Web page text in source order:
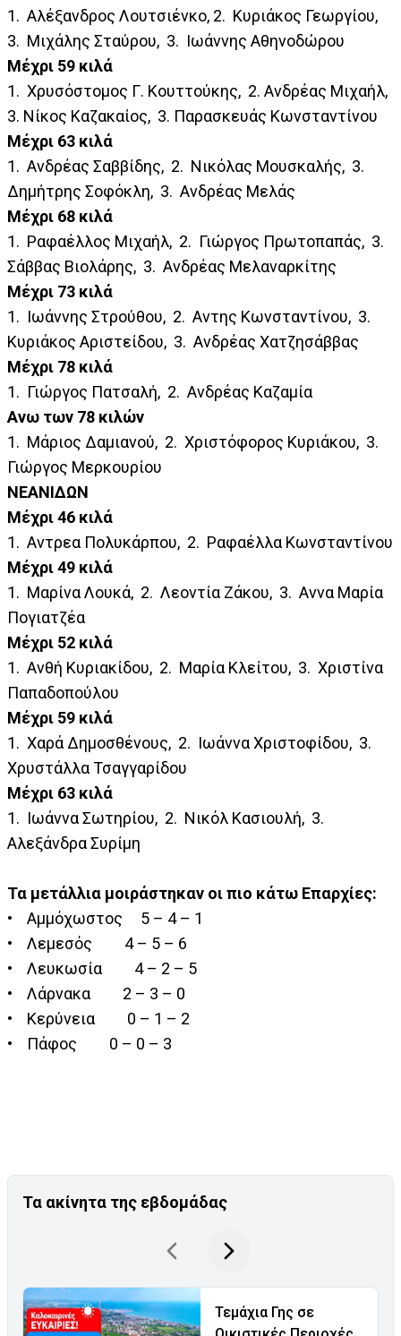
1. Αλέξανδρος Λουτσιένκο, 2. Κυριάκος Γεωργίου,
3. Μιχάλης Σταύρου, 3. Ιωάννης Αθηνοδώρου
Μέχρι 59 κιλά
1. Χρυσόστομος Γ. Κουττούκης, 2. Ανδρέας Μιχαήλ,
3. Νίκος Καζακαίος, 3. Παρασκευάς Κωνσταντίνου
Μέχρι 63 κιλά
1. Ανδρέας Σαββίδης, 2. Νικόλας Μουσκαλής, 3.
Δημήτρης Σοφόκλη, 3. Ανδρέας Μελάς
Μέχρι 68 κιλά
1. Ραφαέλλος Μιχαήλ, 2. Γιώργος Πρωτοπαπάς, 3.
Σάββας Βιολάρης, 3. Ανδρέας Μελαναρκίτης
Μέχρι 73 κιλά
1. Ιωάννης Στρούθου, 2. Αντης Κωνσταντίνου, 3.
Κυριάκος Αριστείδου, 3. Ανδρέας Χατζησάββας
Μέχρι 78 κιλά
1. Γιώργος Πατσαλή, 2. Ανδρέας Καζαμία
Ανω των 78 κιλών
1. Μάριος Δαμιανού, 2. Χριστόφορος Κυριάκου, 3.
Γιώργος Μερκουρίου
ΝΕΑΝΙΔΩΝ
Μέχρι 46 κιλά
1. Αντρεα Πολυκάρπου, 2. Ραφαέλλα Κωνσταντίνου
Μέχρι 49 κιλά
1. Μαρίνα Λουκά, 2. Λεοντία Ζάκου, 3. Αννα Μαρία
Πογιατζέα
Μέχρι 52 κιλά
1. Ανθή Κυριακίδου, 2. Μαρία Κλείτου, 3. Χριστίνα
Παπαδοπούλου
Μέχρι 59 κιλά
1. Χαρά Δημοσθένους, 2. Ιωάννα Χριστοφίδου, 3.
Χρυστάλλα Τσαγγαρίδου
Μέχρι 63 κιλά
1. Ιωάννα Σωτηρίου, 2. Νικόλ Κασιουλή, 3.
Αλεξάνδρα Συρίμη
Τα μετάλλια μοιράστηκαν οι πιο κάτω Επαρχίες:
• Αμμόχωστος 5 – 4 – 1
• Λεμεσός 4 – 5 – 6
• Λευκωσία 4 – 2 – 5
• Λάρνακα 2 – 3 – 0
• Κερύνεια 0 – 1 – 2
• Πάφος 0 – 0 – 3
Τα ακίνητα της εβδομάδας
Τεμάχια Γης σε